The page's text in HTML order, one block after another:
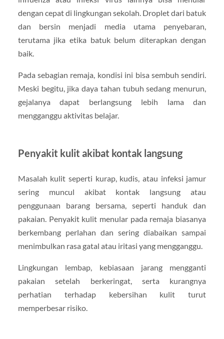
dengan cepat di lingkungan sekolah. Droplet dari batuk
dan bersin menjadi media utama penyebaran,
terutama jika etika batuk belum diterapkan dengan
baik.
Pada sebagian remaja, kondisi ini bisa sembuh sendiri.
Meski begitu, jika daya tahan tubuh sedang menurun,
gejalanya dapat berlangsung lebih lama dan
mengganggu aktivitas belajar.
Penyakit kulit akibat kontak langsung
Masalah kulit seperti kurap, kudis, atau infeksi jamur
sering muncul akibat kontak langsung atau
penggunaan barang bersama, seperti handuk dan
pakaian. Penyakit kulit menular pada remaja biasanya
berkembang perlahan dan sering diabaikan sampai
menimbulkan rasa gatal atau iritasi yang mengganggu.
Lingkungan lembap, kebiasaan jarang mengganti
pakaian setelah berkeringat, serta kurangnya
perhatian terhadap kebersihan kulit turut
memperbesar risiko.